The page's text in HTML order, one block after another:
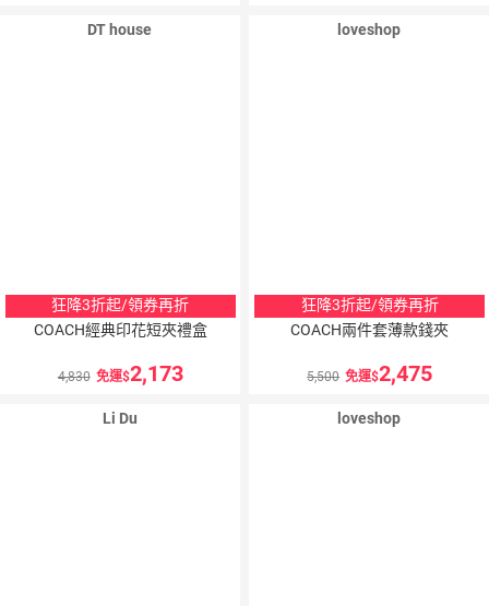
DT house
狂降3折起/領券再折
COACH經典印花短夾禮盒
4,830 免運 2,173
loveshop
狂降3折起/領券再折
COACH兩件套薄款錢夾
5,500 免運 2,475
Li Du loveshop